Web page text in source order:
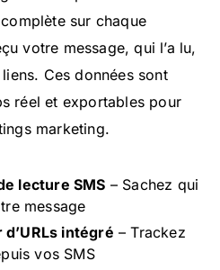
sur chaque
votre message, qui l’a lu,
Ces données sont
réel et exportables pour
marketing.
lecture SMS – Sachez qui
message
intégré – Trackez
vos SMS